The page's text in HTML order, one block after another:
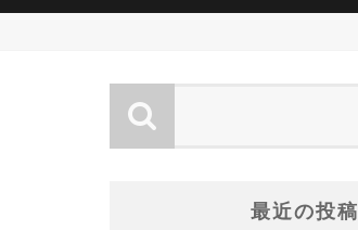
最近の投稿